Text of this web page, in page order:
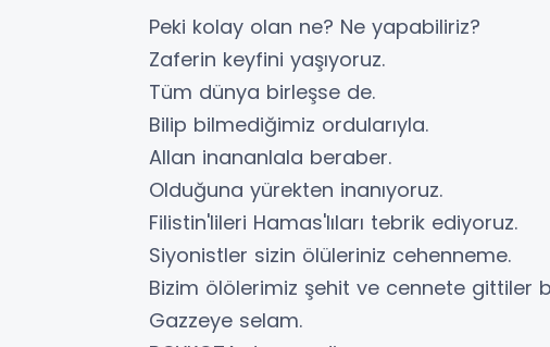
Peki kolay olan ne? Ne yapabiliriz?
Zaferin keyfini yaşıyoruz.
Tüm dünya birleşse de.
Bilip bilmediğimiz ordularıyla.
Allan inananlala beraber.
Olduğuna yürekten inanıyoruz.
Filistin'lileri Hamas'lıları tebrik ediyoruz.
Siyonistler sizin ölüleriniz cehenneme.
Bizim ölölerimiz şehit ve cennete gittiler
Gazzeye selam.